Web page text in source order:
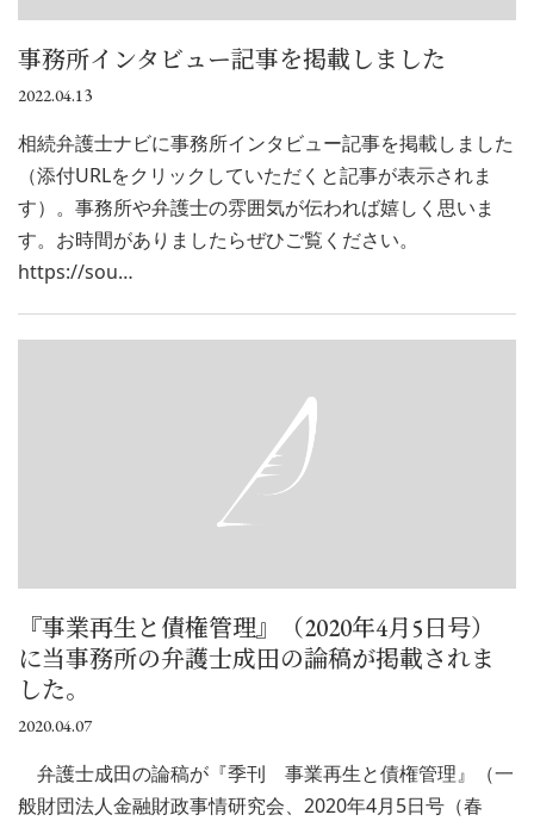
事務所インタビュー記事を掲載しました
2022.04.13
相続弁護士ナビに事務所インタビュー記事を掲載しました
（添付URLをクリックしていただくと記事が表示されま
す）。事務所や弁護士の雰囲気が伝われば嬉しく思いま
す。お時間がありましたらぜひご覧ください。
https://sou…
『事業再生と債権管理』（2020年4月5日号）
に当事務所の弁護士成田の論稿が掲載されま
した。
2020.04.07
弁護士成田の論稿が『季刊 事業再生と債権管理』（一
般財団法人金融財政事情研究会、2020年4月5日号（春